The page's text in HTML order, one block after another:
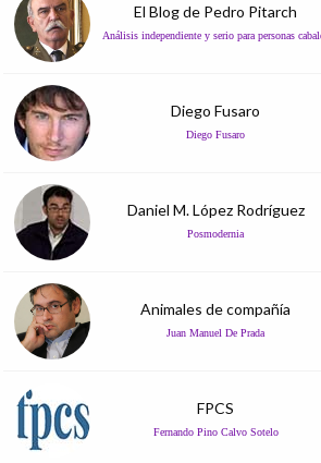
El Blog de Pedro Pitarch
Análisis independiente y serio para personas
Diego Fusaro
Diego Fusaro
Daniel M. López Rodríguez
Posmodernia
Animales de compañía
Juan Manuel De Prada
FPCS
Fernando Pino Calvo Sotelo